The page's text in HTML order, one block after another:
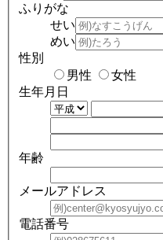
ふりがな
せい
めい
性別
男性
女性
生年月日
年齢
メールアドレス
電話番号